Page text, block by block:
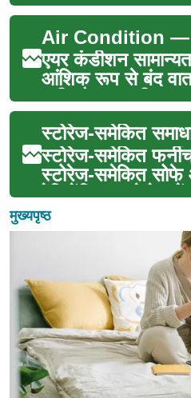
है जहां कम चीज़ों मे...
एयर कंडीशन
आंशिक रूप से बंद
नमी और हवा की
करने के ...
स्टोरेज-समेकित
स्टोरेज-समेकित
स्टोरेज-समेकित
रेसिडेंशियल स्पेसेस में
जगह बचा सकते...
मुख्यपृष्ठ